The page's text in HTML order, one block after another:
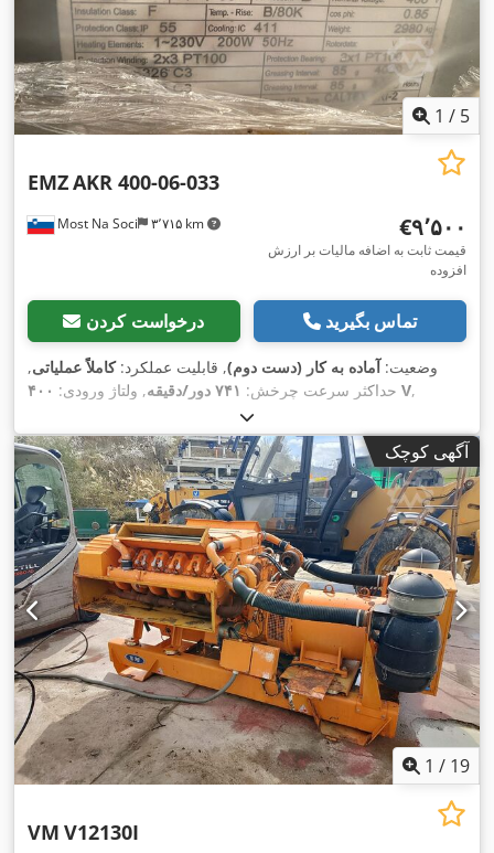
1 / 5
Most Na Soci ۳٬۷۱۵ km
EMZAKR 400-06-033
‎€۹٬۵۰۰
قیمت ثابت به اضافه مالیات بر ارزش
افزوده
درخواست کردن تماس بگیرید
وضعیت:آماده به کار (دست دوم), قابلیت عملکرد:کاملاً عملیاتی,
حداکثر سرعت چرخش: ۷۴۱ دور/دقیقه , ولتاژ ورودی: ۴۰۰ V,
فرکانس ورودی:
سه فاز, وزن کل:۲٬۹۸۰ کیلوگرم ,
آگهی کوچک
1 / 19
VM V12130I